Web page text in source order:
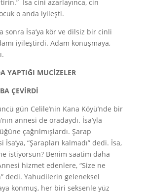
İsa cini azarlayınca, cin
o anda iyileşti.
sonra İsa’ya kör ve dilsiz bir cinli
iyileştirdi. Adam konuşmaya,
YAPTIĞI MUCİZELER
ÇEVİRDİ
gün Celile’nin Kana Köyü’nde bir
annesi de oradaydı. İsa’yla
çağrılmışlardı. Şarap
“Şarapları kalmadı” dedi. İsa,
istiyorsun? Benim saatim daha
hizmet edenlere, “Size ne
dedi. Yahudilerin geleneksel
konmuş, her biri seksenle yüz